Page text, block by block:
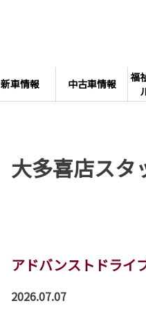
新車情報 中古車情報
福
大多喜店スタ
アドバンストドラ
2026.07.07